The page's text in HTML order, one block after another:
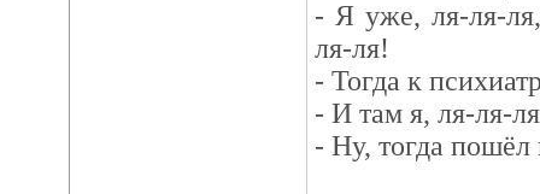
- Я уже, ля-ля-
ля-ля!
- Тогда к
- И там я, ля-ля-
- Ну, тогда